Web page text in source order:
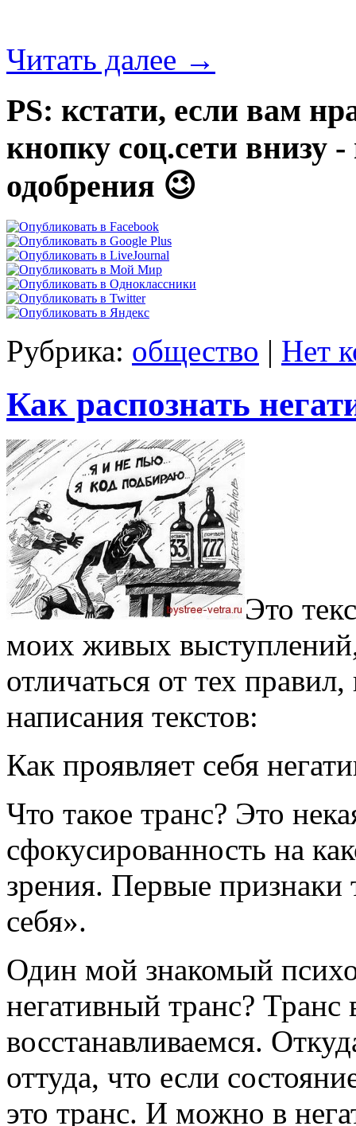
Читать далее →
PS: кстати, если вам
кнопку соц.сети внизу
одобрения 😉
Рубрика: общество | Нет
Как распознать
Это
моих живых
отличаться от тех
написания текстов:
Как проявляет себя
Что такое транс? Это
сфокусированность на
зрения. Первые признаки
себя».
Один мой знакомый
негативный транс?
восстанавливаемся.
оттуда, что если
это транс. И можно в